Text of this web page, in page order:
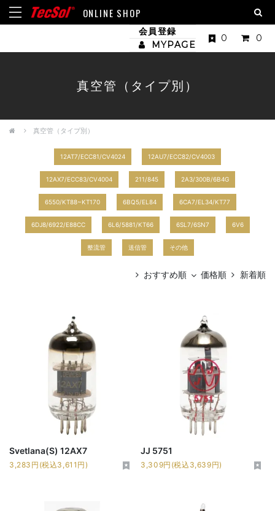
ONLINE SHOP
会員登録
MYPAGE
0 0
真空管（タイプ別）
真空管（タイプ別）
12AT7/ECC81/CV4024 12AU7/ECC82/CV4003
12AX7/ECC83/CV4004 211/845 2A3/300B/6B4G
6550/KT88~KT170 6BQ5/EL84 6CA7/EL34/KT77
6DJ8/6922/E88CC 6L6/5881/KT66 6SL7/6SN7 6V6
整流管 送信管 その他
おすすめ順 価格順 新着順
Svetlana(S) 12AX7
3,283円(税込3,611円)
JJ 5751
3,309円(税込3,639円)